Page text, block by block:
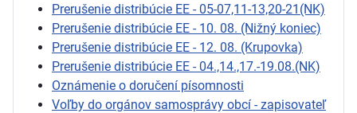
Prerušenie distribúcie EE - 05-07,11-13,20-21(NK)
Prerušenie distribúcie EE - 10. 08. (Nižný koniec)
Prerušenie distribúcie EE - 12. 08. (Krupovka)
Prerušenie distribúcie EE - 04.,14.,17.-19.08.(NK)
Oznámenie o doručení písomnosti
Voľby do orgánov samosprávy obcí - zapisovateľ